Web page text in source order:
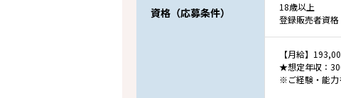
資格（応募条件）
18歳以上
登録販売者資格
【月給】
★想定年収：
※ご経験・能力